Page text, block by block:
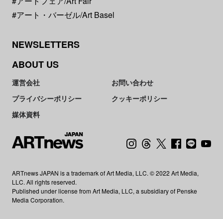
#アート・バーゼル/Art Basel
NEWSLETTERS
ABOUT US
運営会社
お問い合わせ
プライバシーポリシー
クッキーポリシー
媒体資料
ARTnews JAPAN is a trademark of Art Media, LLC. © 2022 Art Media,
LLC. All rights reserved.
Published under license from Art Media, LLC, a subsidiary of Penske
Media Corporation.